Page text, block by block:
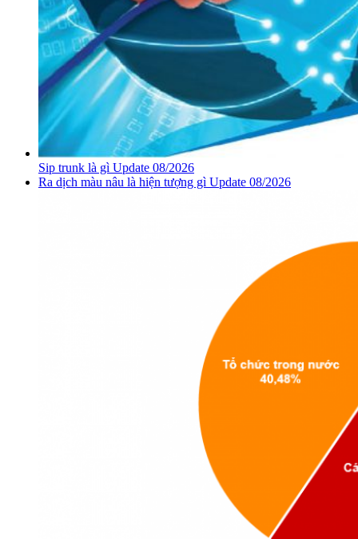
Sip trunk là gì Update 08/2026
Ra dịch màu nâu là hiện tượng gì Update 08/2026